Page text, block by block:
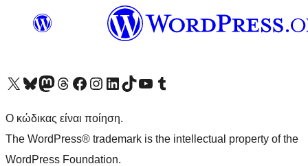
Visit our X (formerly Twitter) account
Visit our Bluesky account
Επισκεφθείτε τον λογαριασμό μας στο Mastodon
Visit our Threads account
Επισκεφτείτε τη σελίδα μας στο Facebook
Επισκεφθείτε τον λογαριασμό μας Instagram
Επισκεφθείτε τον λογαριασμό μας LinkedIn
Visit our TikTok account
Visit our YouTube channel
Visit our Tumblr account
Ο κώδικας είναι ποίηση.
The WordPress® trademark is the intellectual property of the
WordPress Foundation.